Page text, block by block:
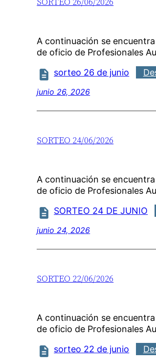
A continuación se
de oficio de Profesionales
sorteo 26 de junio
junio 26, 2026
SORTEO 24/06/2026
A continuación se
de oficio de Profesionales
SORTEO 24 DE JUNIO
junio 24, 2026
SORTEO 22/06/2026
A continuación se
de oficio de Profesionales
sorteo 22 de junio